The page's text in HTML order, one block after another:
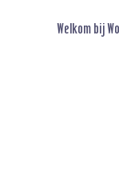
Welkom bij